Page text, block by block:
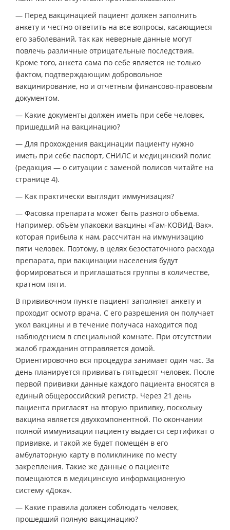
— Перед вакцинацией пациент должен заполнить
анкету и честно ответить на все вопросы, касающиеся
его заболеваний, так как неверные данные могут
повлечь различные отрицательные последствия.
Кроме того, анкета сама по себе является не только
фактом, подтверждающим добровольное
вакцинирование, но и отчётным финансово-правовым
документом.
— Какие документы должен иметь при себе человек,
пришедший на вакцинацию?
— Для прохождения вакцинации пациенту нужно
иметь при себе паспорт, СНИЛС и медицинский полис
(редакция — о ситуации с заменой полисов читайте на
странице 4).
— Как практически выглядит иммунизация?
— Фасовка препарата может быть разного объёма.
Например, объём упаковки вакцины «Гам-КОВИД-Вак»,
которая прибыла к нам, рассчитан на иммунизацию
пяти человек. Поэтому, в целях безостаточного расхода
препарата, при вакцинации населения будут
формироваться и приглашаться группы в количестве,
кратном пяти.
В прививочном пункте пациент заполняет анкету и
проходит осмотр врача. С его разрешения он получает
укол вакцины и в течение получаса находится под
наблюдением в специальной комнате. При отсутствии
жалоб гражданин отправляется домой.
Ориентировочно вся процедура занимает один час. За
день планируется прививать пятьдесят человек. После
первой прививки данные каждого пациента вносятся в
единый общероссийский регистр. Через 21 день
пациента пригласят на вторую прививку, поскольку
вакцина является двухкомпонентной. По окончании
полной иммунизации пациенту выдаётся сертификат о
прививке, и такой же будет помещён в его
амбулаторную карту в поликлинике по месту
закрепления. Такие же данные о пациенте
помещаются в медицинскую информационную
систему «Дока».
— Какие правила должен соблюдать человек,
прошедший полную вакцинацию?